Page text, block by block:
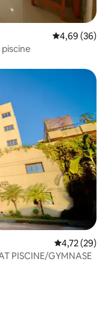
Évaluation
4,69 (36)
Évaluation
4,72 (29)
PISCINE/GYMNASE